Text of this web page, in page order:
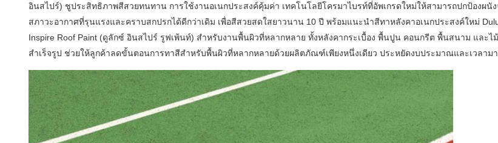
อินสไปร์) ชูประสิทธิภาพสีสวยทนทาน การใช้งานอเนกประสงค์คุ้มค่า เทคโนโลยีโครมาไบรท์ที่อัพเกรดใหม่ให้สามารถปกป้องผนัง
สภาวะอากาศที่รุนแรงและคราบสกปรกได้ดีกว่าเดิม เพื่อสีสวยสดใสยาวนาน 10 ปี พร้อมแนะนำสีทาหลังคาอเนกประสงค์ใหม่
Inspire Roof Paint (ดูลักซ์ อินสไปร์ รูฟเพ้นท์) สำหรับงานพื้นผิวที่หลากหลาย ทั้งหลังคากระเบื้อง พื้นปูน คอนกรีต พื้นสนาม และไ
สำเร็จรูป ช่วยให้ลูกค้าลดขั้นตอนการทาสีสำหรับพื้นผิวที่หลากหลายด้วยผลิตภัณฑ์เพียงหนึ่งเดียว ประหยัดงบประมาณและเวลาม